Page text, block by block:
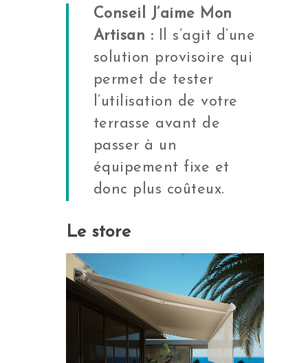
Conseil J’aime Mon
Artisan : Il s’agit d’une
solution provisoire qui
permet de tester
l’utilisation de votre
terrasse avant de
passer à un
équipement fixe et
donc plus coûteux.
Le store